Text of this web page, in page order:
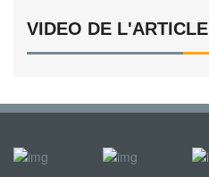
VIDEO DE L'ARTICLE